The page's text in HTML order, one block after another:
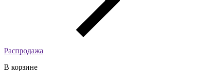
Распродажа
В корзине